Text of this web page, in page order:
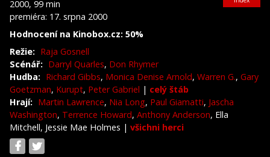
2000, 99 min
premiéra: 17. srpna 2000
Hodnocení na Kinobox.cz: 50%
Režie: Raja Gosnell
Scénář: Darryl Quarles, Don Rhymer
Hudba: Richard Gibbs, Monica Denise Arnold, Warren G., Gary
Goetzman, Kurupt, Peter Gabriel | celý štáb
Hrají: Martin Lawrence, Nia Long, Paul Giamatti, Jascha
Washington, Terrence Howard, Anthony Anderson, Ella
Mitchell, Jessie Mae Holmes | všichni herci